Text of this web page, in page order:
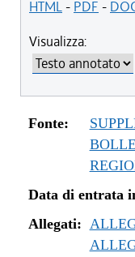
HTML- PDF -
Visualizza:
Fonte:
Data di entrata
Allegati: